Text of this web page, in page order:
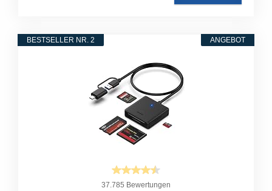
ANGEBOT
BESTSELLER NR. 2
37.785 Bewertungen